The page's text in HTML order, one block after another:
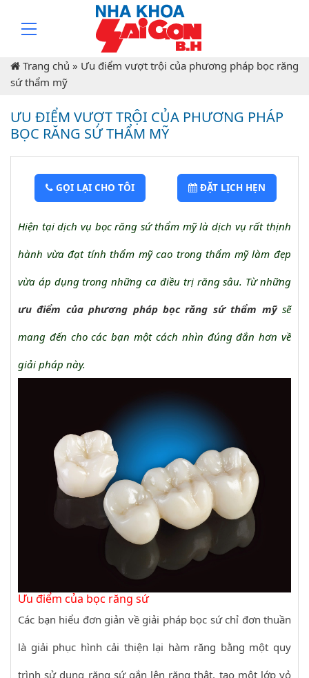
Trang chủ » Ưu điểm vượt trội của phương pháp bọc răng
sứ thẩm mỹ
ƯU ĐIỂM VƯỢT TRỘI CỦA PHƯƠNG PHÁP
BỌC RĂNG SỨ THẨM MỸ
GỌI LẠI CHO TÔI ĐẶT LỊCH HẸN
Hiện tại dịch vụ bọc răng sứ thẩm mỹ là dịch vụ rất thịnh
hành vừa đạt tính thẩm mỹ cao trong thẩm mỹ làm đẹp
vừa áp dụng trong những ca điều trị răng sâu. Từ những
ưu điểm của phương pháp bọc răng sứ thẩm mỹsẽ
mang đến cho các bạn một cách nhìn đúng đắn hơn về
giải pháp này.
Ưu điểm của bọc răng sứ
Các bạn hiểu đơn giản về giải pháp bọc sứ chỉ đơn thuần
là giải phục hình cải thiện lại hàm răng bằng một quy
trình sử dụng răng sứ gắn lên răng thật, tạo một lớp vỏ